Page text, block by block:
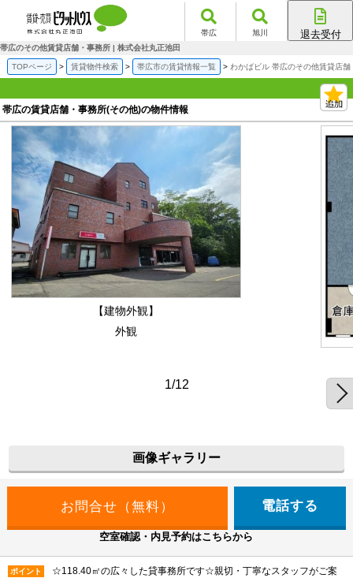
帯広 旭川 退去受付
帯広のその他賃貸店舗・事務所 | 株式会社丸正池田
TOPページ 賃貸物件検索 帯広市の賃貸情報一覧 わかばビル 帯広のその他賃貸店舗
帯広の賃貸店舗・事務所(その他)の物件情報
【建物外観】
外観
1/12
画像ギャラリー
電話する
空室確認・内見予約はこちらから
ポイント
☆118.40㎡の広々した貸事務所です☆親切・丁寧なスタッフがご案